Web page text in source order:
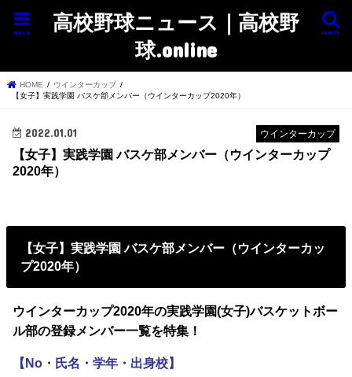
高校野球ニュース｜高校野
球.online
search
menu
HOME
ウインターカップ
【女子】実践学園 バスケ部メンバー（ウインターカップ2020年）
ウインターカップ
2022.01.01
【女子】実践学園 バスケ部メンバー（ウインターカップ
2020年）
【女子】実践学園 バスケ部メンバー（ウインターカッ
プ2020年）
ウインターカップ2020年の実践学園(女子)バスケットボー
ル部の登録メンバー一覧を特集！
【No・氏名・学年・出身校】